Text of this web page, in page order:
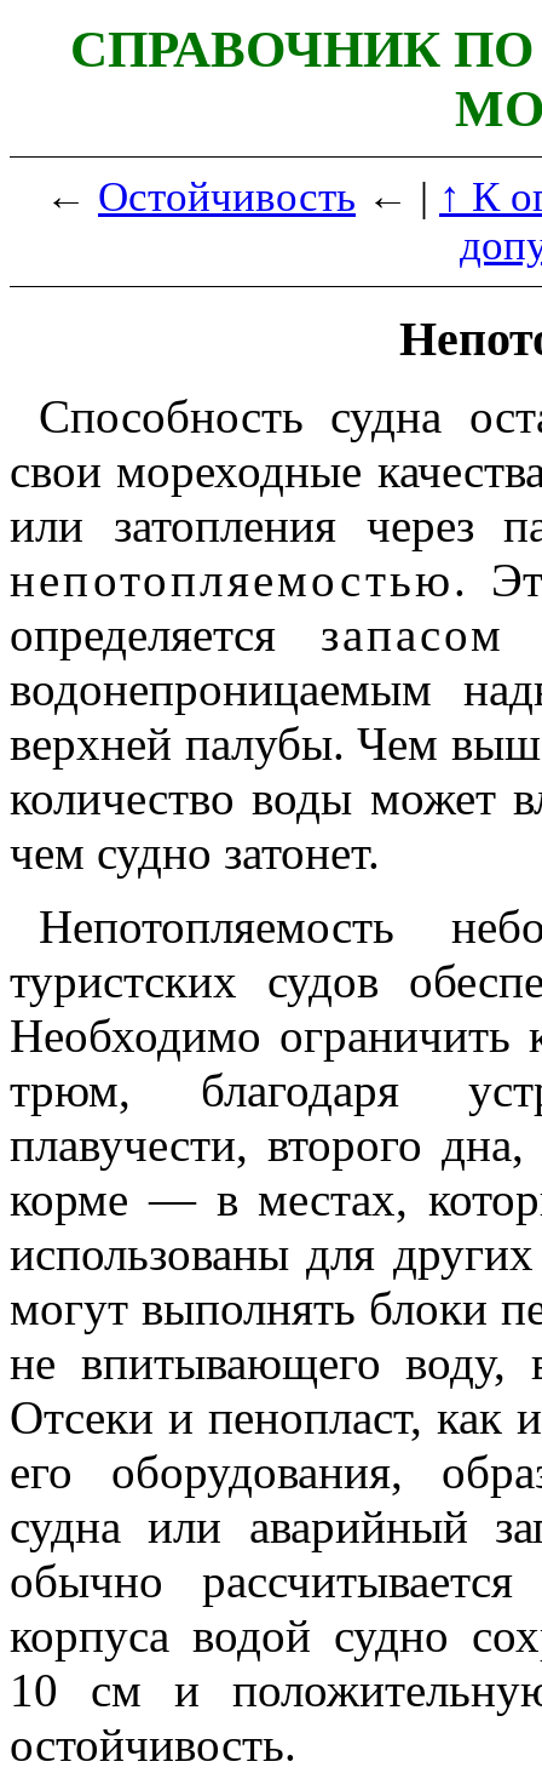
СПРАВОЧНИК
← Остойчивость ← | ↑ К
Способность судна
свои мореходные
или затопления через
непотопляемостью.
определяется запасом
водонепроницаемым
верхней палубы. Чем
количество воды может
чем судно затонет.
Непотопляемость
туристских судов
Необходимо ограничить
трюм, благодаря
плавучести, второго
корме — в местах,
использованы для
могут выполнять блоки
не впитывающего воду,
Отсеки и пенопласт, как
его оборудования,
судна или аварийный
обычно
корпуса водой судно
10 см и
остойчивость.